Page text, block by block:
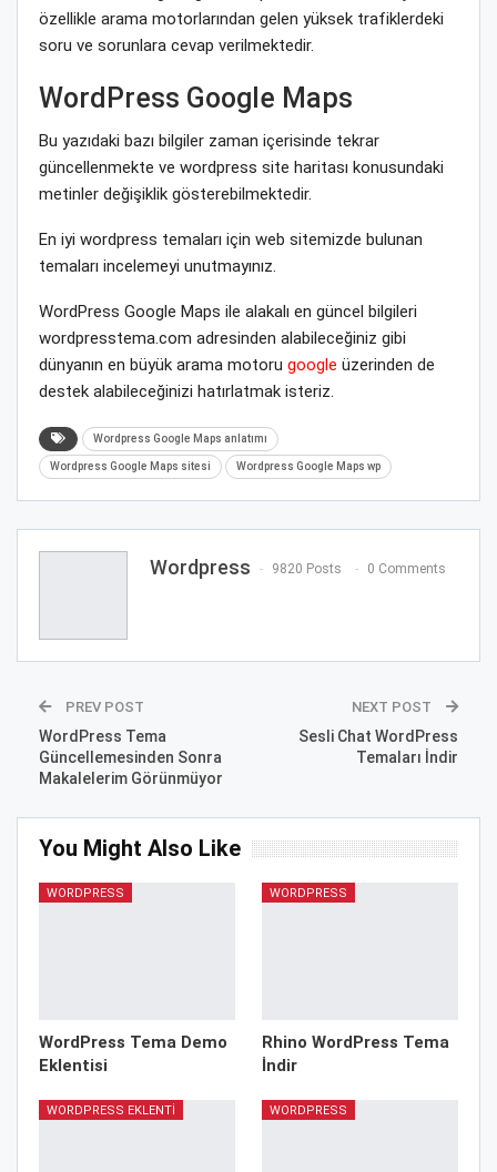
özellikle arama motorlarından gelen yüksek trafiklerdeki
soru ve sorunlara cevap verilmektedir.
WordPress Google Maps
Bu yazıdaki bazı bilgiler zaman içerisinde tekrar
güncellenmekte ve wordpress site haritası konusundaki
metinler değişiklik gösterebilmektedir.
En iyi wordpress temaları için web sitemizde bulunan
temaları incelemeyi unutmayınız.
WordPress Google Maps ile alakalı en güncel bilgileri
wordpresstema.com adresinden alabileceğiniz gibi
dünyanın en büyük arama motoru google üzerinden de
destek alabileceğinizi hatırlatmak isteriz.
Wordpress Google Maps anlatımı
Wordpress Google Maps sitesi Wordpress Google Maps wp
Wordpress 9820 Posts 0 Comments
PREV POST
WordPress Tema
Güncellemesinden Sonra
Makalelerim Görünmüyor
NEXT POST
Sesli Chat WordPress
Temaları İndir
You Might Also Like
WORDPRESS
WordPress Tema Demo
Eklentisi
WORDPRESS
Rhino WordPress Tema
İndir
WORDPRESS EKLENTI WORDPRESS